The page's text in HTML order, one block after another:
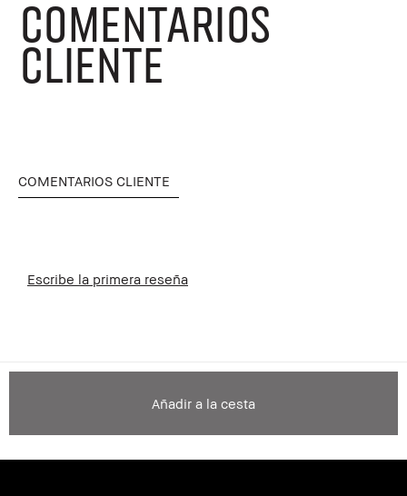
COMENTARIOS
CLIENTE
COMENTARIOS CLIENTE
Escribe la primera reseña
Añadir a la cesta